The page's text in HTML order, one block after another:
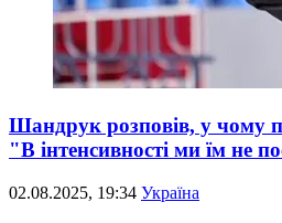
Шандрук розповів, у чому
"В інтенсивності ми їм не
02.08.2025, 19:34 Україна